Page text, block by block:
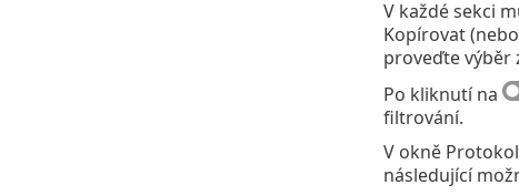
V každé sekci
Kopírovat
proveďte výběr
Po kliknutí na
filtrování.
V okně
následující